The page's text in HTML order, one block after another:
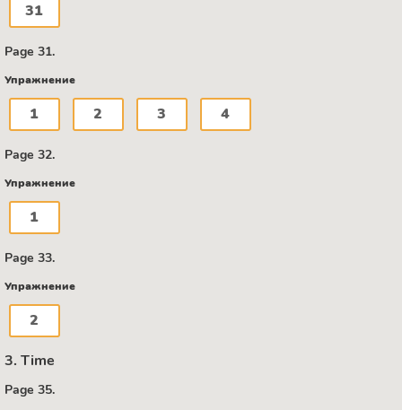
31
Page 31.
Упражнение
1 2 3 4
Page 32.
Упражнение
1
Page 33.
Упражнение
2
3. Time
Page 35.